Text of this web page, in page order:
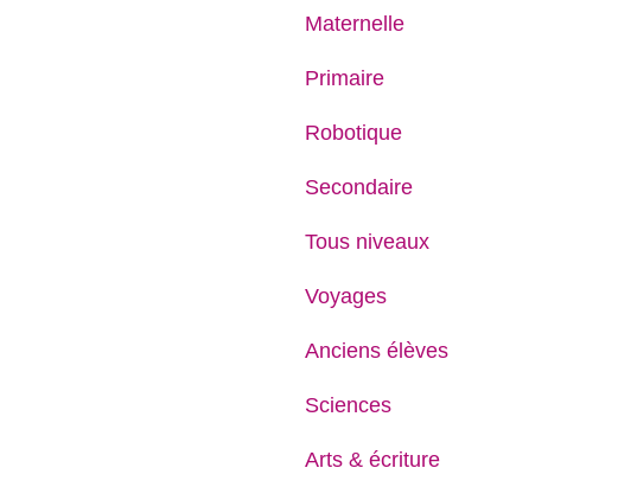
Maternelle
Primaire
Robotique
Secondaire
Tous niveaux
Voyages
Anciens élèves
Sciences
Arts & écriture